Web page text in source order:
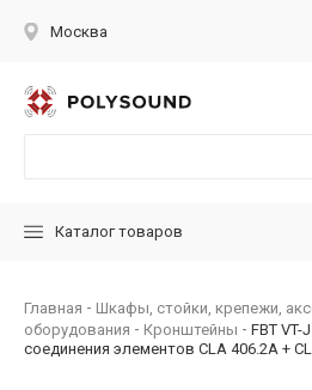
Москва
Каталог товаров
Главная
Шкафы, стойки, крепежи,
оборудования
Кронштейны
FBT
соединения элементов CLA 406.2A +